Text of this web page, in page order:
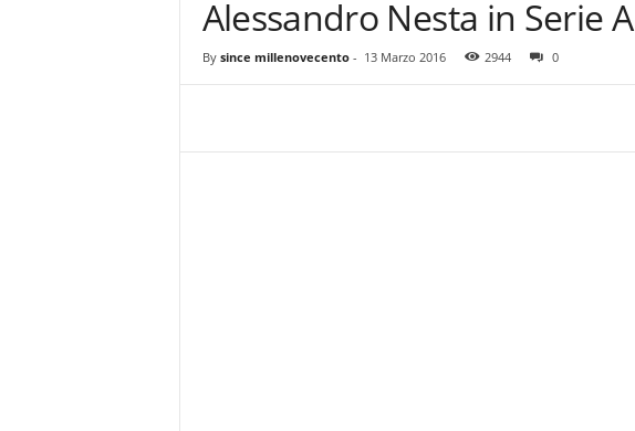
Alessandro Nesta in Serie A
By since millenovecento- 13 Marzo 2016 2944 0